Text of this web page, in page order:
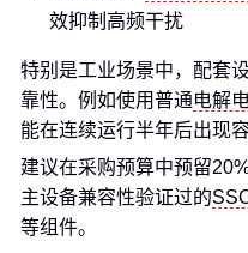
效抑制高频干扰
特别是工业场景中，配套
靠性。例如使用普通电解
能在连续运行半年后出现容
建议在采购预算中预留
主设备兼容性验证过的
等组件。